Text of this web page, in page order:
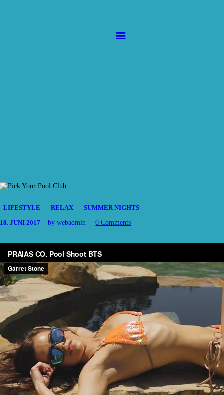
Sunny Island
LIFESTYLE RELAX
SUMMER NIGHTS
10. JUNI 2017
by webadmin 0 Comments